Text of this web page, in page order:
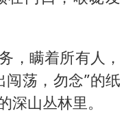
，瞒着所有人，
闯荡，勿念”的纸
深山丛林里。